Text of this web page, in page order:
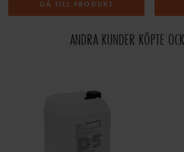
GÅ TILL PRODUKT
ANDRA KUNDER KÖPTE